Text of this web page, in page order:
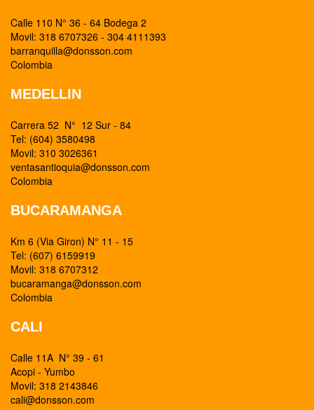
Calle 110 N° 36 - 64 Bodega 2
Movil: 318 6707326 - 304 4111393
barranquilla@donsson.com
Colombia
MEDELLIN
Carrera 52 N° 12 Sur - 84
Tel: (604) 3580498
Movil: 310 3026361
ventasantioquia@donsson.com
Colombia
BUCARAMANGA
Km 6 (Via Giron) N° 11 - 15
Tel: (607) 6159919
Movil: 318 6707312
bucaramanga@donsson.com
Colombia
CALI
Calle 11A N° 39 - 61
Acopi - Yumbo
Movil: 318 2143846
cali@donsson.com